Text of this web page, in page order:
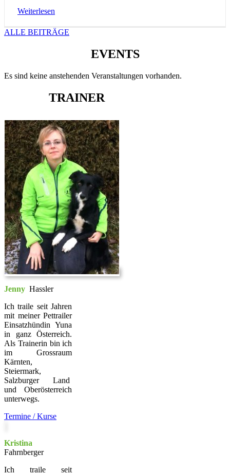
Weiterlesen
ALLE BEITRÄGE
EVENTS
Es sind keine anstehenden Veranstaltungen vorhanden.
TRAINER
Jenny Hassler
Ich traile seit Jahren
mit meiner Pettrailer
Einsatzhündin Yuna
in ganz Österreich.
Als Trainerin bin ich
im Grossraum
Kärnten,
Steiermark,
Salzburger Land
und Oberösterreich
unterwegs.
Termine / Kurse
Kristina
Fahrnberger
Ich traile seit